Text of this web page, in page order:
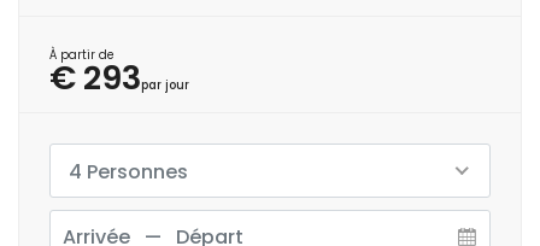
À partir de
€ 293par jour
4 Personnes